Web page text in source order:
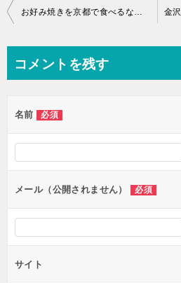
投
ビ
ー
シ
ョ
ン
お好み焼きを京都で食べるなら、おすすめは「花たぬき」！
コメントを残す
名前 必須
メール（公開されません） 必須
サイト